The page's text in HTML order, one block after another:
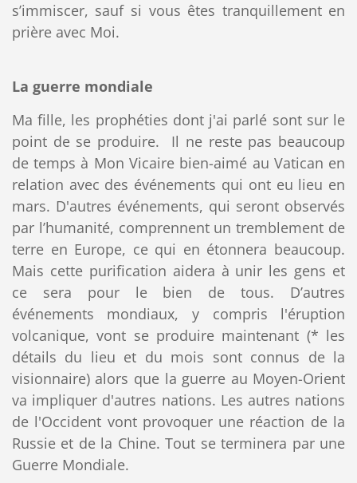
s’immiscer, sauf si vous êtes tranquillement en
prière avec Moi.
La guerre mondiale
Ma fille, les prophéties dont j'ai parlé sont sur ​​le
point de se produire. Il ne reste pas beaucoup
de temps à Mon Vicaire bien-aimé au Vatican en
relation avec des événements qui ont eu lieu en
mars. D'autres événements, qui seront observés
par l’humanité, comprennent un tremblement de
terre en Europe, ce qui en étonnera beaucoup.
Mais cette purification aidera à unir les gens et
ce sera pour le bien de tous. D’autres
événements mondiaux, y compris l'éruption
volcanique, vont se produire maintenant (* les
détails du lieu et du mois sont connus de la
visionnaire) alors que la guerre au Moyen-Orient
va impliquer d'autres nations. Les autres nations
de l'Occident vont provoquer une réaction de la
Russie et de la Chine. Tout se terminera par une
Guerre Mondiale.